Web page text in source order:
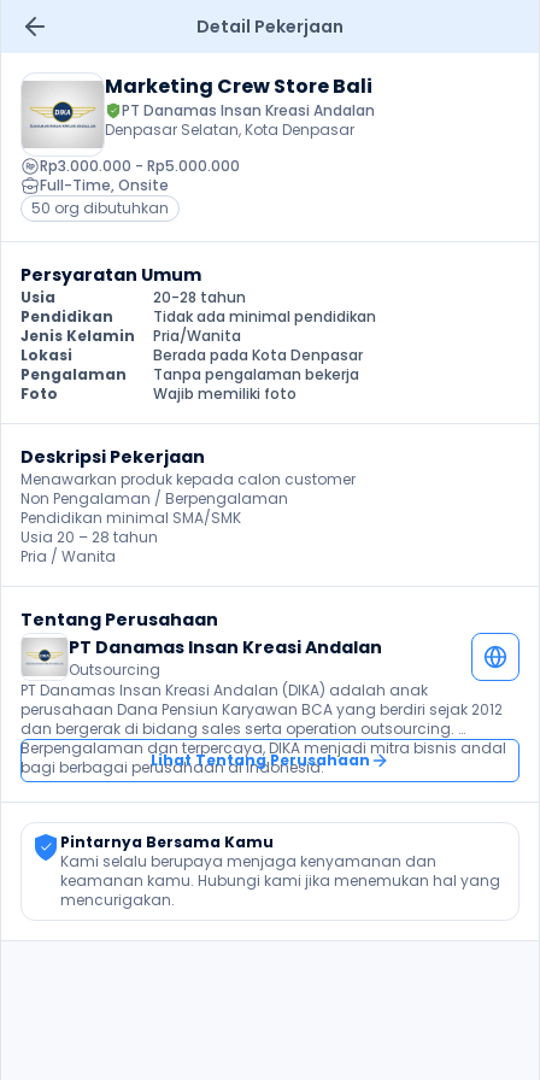
Detail Pekerjaan
Marketing Crew Store Bali
PT Danamas Insan Kreasi Andalan
Denpasar Selatan, Kota Denpasar
Rp3.000.000 - Rp5.000.000
Full-Time, Onsite
50 org dibutuhkan
Persyaratan Umum
Usia
20-28 tahun
Pendidikan
Tidak ada minimal pendidikan
Jenis Kelamin
Pria/Wanita
Lokasi
Berada pada Kota Denpasar
Pengalaman
Tanpa pengalaman bekerja
Foto
Wajib memiliki foto
Deskripsi Pekerjaan
Menawarkan produk kepada calon customer
Non Pengalaman / Berpengalaman
Pendidikan minimal SMA/SMK
Usia 20 – 28 tahun
Pria / Wanita
Tentang Perusahaan
PT Danamas Insan Kreasi Andalan
Outsourcing
PT Danamas Insan Kreasi Andalan (DIKA) adalah anak
perusahaan Dana Pensiun Karyawan BCA yang berdiri sejak 2012
dan bergerak di bidang sales serta operation outsourcing.
Berpengalaman dan terpercaya, DIKA menjadi mitra bisnis andal
bagi berbagai perusahaan di Indonesia.
Lihat Tentang Perusahaan
Pintarnya Bersama Kamu
Kami selalu berupaya menjaga kenyamanan dan
keamanan kamu. Hubungi kami jika menemukan hal yang
mencurigakan.